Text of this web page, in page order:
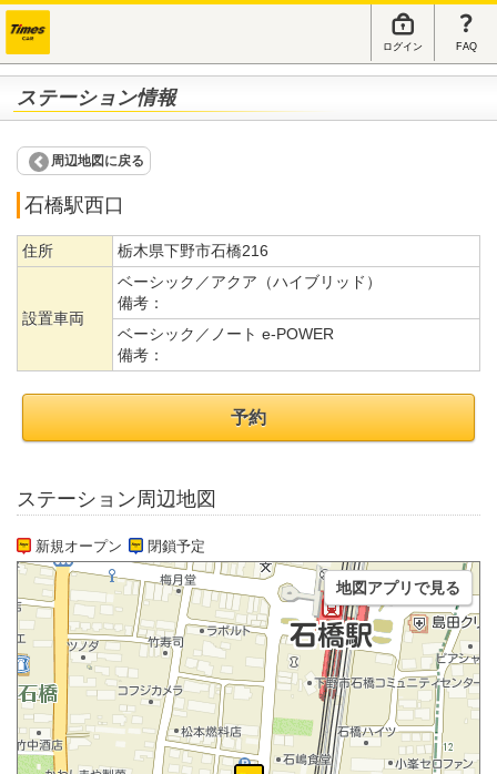
ログイン FAQ
ステーション情報
周辺地図に戻る
石橋駅西口
住所 栃木県下野市石橋216
設置車両
ベーシック／アクア（ハイブリッド）
備考：
ベーシック／ノート e-POWER
備考：
予約
ステーション周辺地図
新規オープン 閉鎖予定
地図アプリで見る